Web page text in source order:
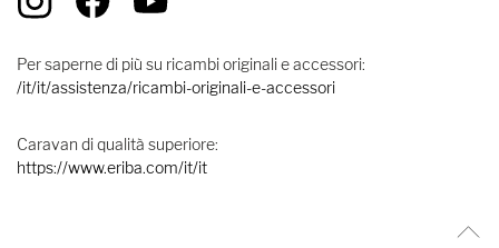
Per saperne di più su ricambi originali e accessori:
/it/it/assistenza/ricambi-originali-e-accessori
Caravan di qualità superiore:
https://www.eriba.com/it/it